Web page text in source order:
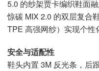
5.0 的纱架贾卡编织鞋面
惊碳 MIX 2.0 的双层复合
TPE 高强网纱）实现个性
安全与适配性
鞋头内置 3M 反光条，后